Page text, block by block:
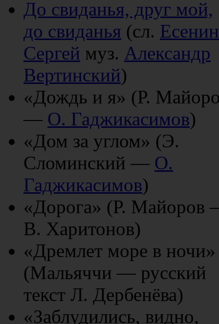
До свиданья, друг мой,
до свиданья (сл. Есенин
Сергей муз. Александр
Вертинский)
«Дождь и я» (Р.
— О. Гаджикасимов)
«Дом за углом» (Э.
Сломинский — О.
Гаджикасимов)
«Дорога» (Р. Майоров
В. Харитонов)
«Дремлет море в ночи»
(Мальяччи — русский
текст Л. Дербенёва)
«Заблудились, видно,